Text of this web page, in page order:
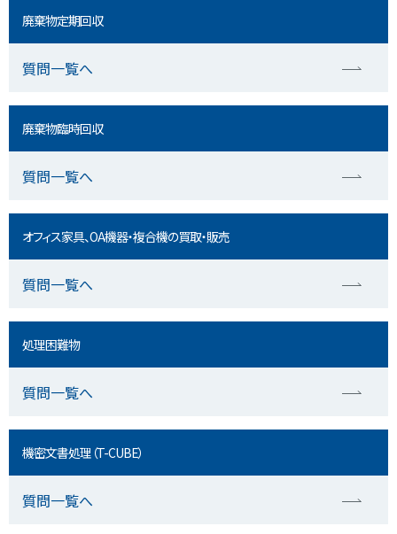
廃棄物定期回収
質問一覧へ
廃棄物臨時回収
質問一覧へ
オフィス家具、OA機器・複合機の買取・販売
質問一覧へ
処理困難物
質問一覧へ
機密文書処理（T-CUBE）
質問一覧へ